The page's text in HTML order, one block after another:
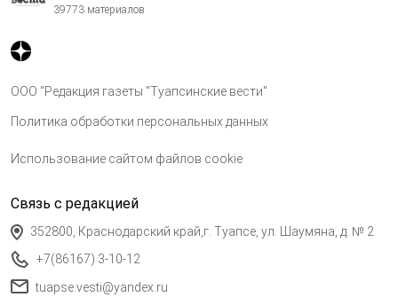
39773 материалов
ООО "Редакция газеты "Туапсинские вести"
Политика обработки персональных данных
Использование сайтом файлов cookie
Связь с редакцией
352800, Краснодарский край,г. Туапсе, ул. Шаумяна, д. № 2
+7(86167) 3-10-12
tuapse.vesti@yandex.ru